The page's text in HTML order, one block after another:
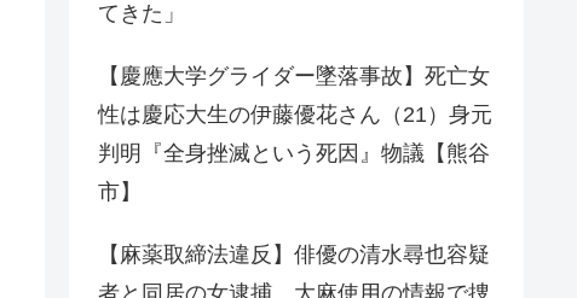
てきた」
【慶應大学グライダー墜落事故】死亡女
性は慶応大生の伊藤優花さん（21）身元
判明『全身挫滅という死因』物議【熊谷
市】
【麻薬取締法違反】俳優の清水尋也容疑